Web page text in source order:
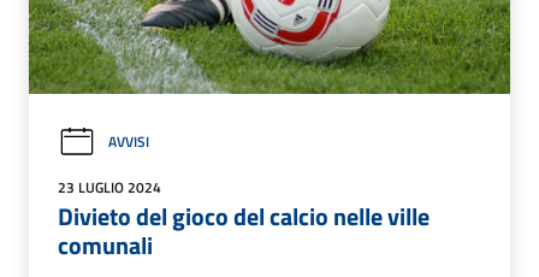
AVVISI
23 LUGLIO 2024
Divieto del gioco del calcio nelle ville
comunali